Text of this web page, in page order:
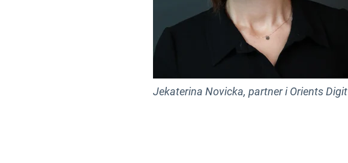
Jekaterina Novicka, partner i Orients Digit